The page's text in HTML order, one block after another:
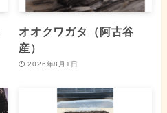
オオクワガタ（阿古谷
産）
2026年8月1日